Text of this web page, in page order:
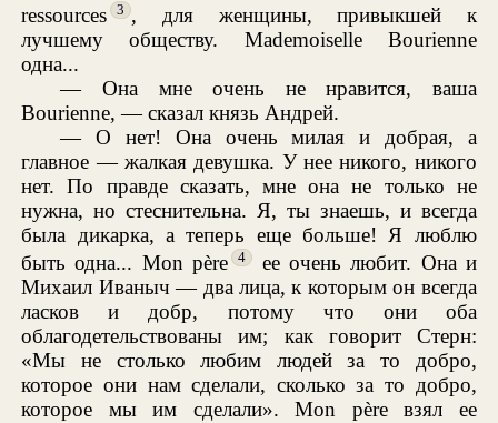
ressources
3 , для женщины, привыкшей к
лучшему обществу. Mademoiselle Bourienne
одна...
— Она мне очень не нравится, ваша
Bourienne, — сказал князь Андрей.
— О нет! Она очень милая и добрая, а
главное — жалкая девушка. У нее никого, никого
нет. По правде сказать, мне она не только не
нужна, но стеснительна. Я, ты знаешь, и всегда
была дикарка, а теперь еще больше! Я люблю
быть одна... Mon père
4
ее очень любит. Она и
Михаил Иваныч — два лица, к которым он всегда
ласков и добр, потому что они оба
облагодетельствованы им; как говорит Стерн:
«Мы не столько любим людей за то добро,
которое они нам сделали, сколько за то добро,
которое мы им сделали». Mon père взял ее